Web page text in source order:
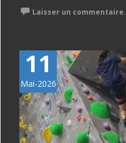
Laisser un commentaire.
11
Mai-2026